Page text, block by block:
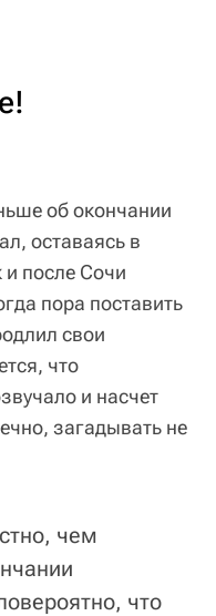
об окончании
оставаясь в
и после Сочи
пора поставить
свои
что
и насчет
загадывать не
чем
что